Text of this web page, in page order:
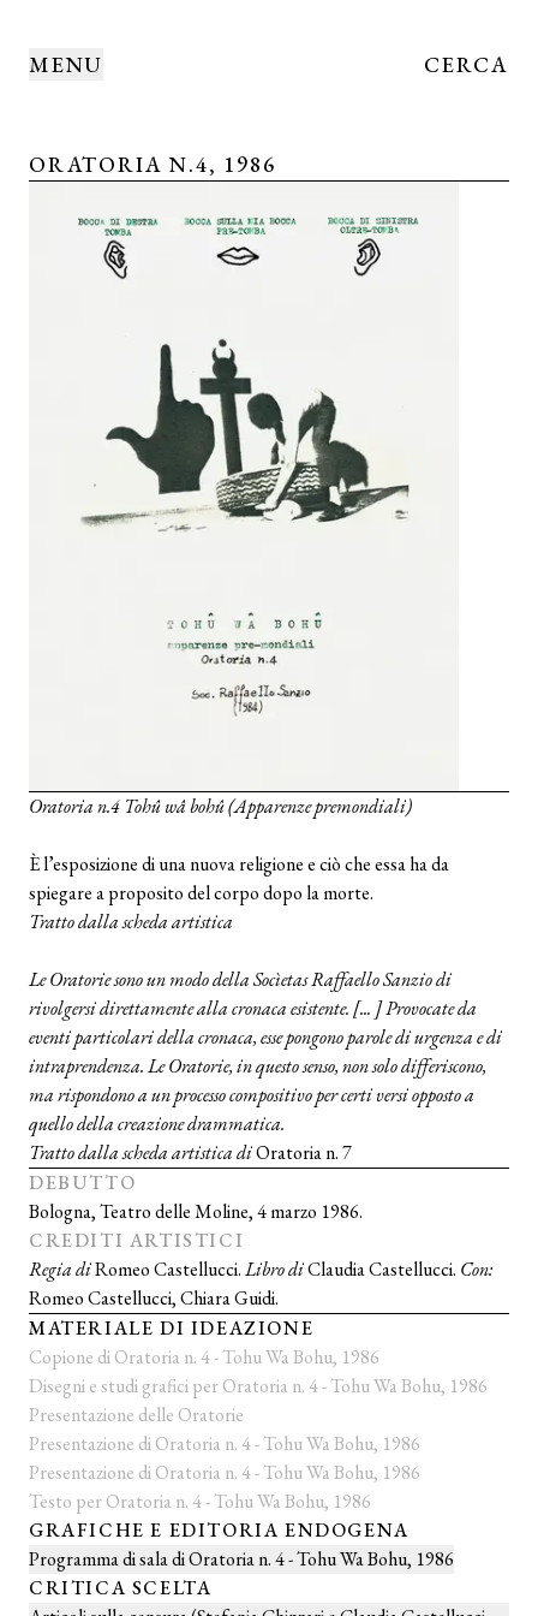
MENU CERCA
ORATORIA N.4, 1986
Oratoria n.4 Tohû wâ bohû (Apparenze premondiali)
È l’esposizione di una nuova religione e ciò che essa ha da
spiegare a proposito del corpo dopo la morte.
Tratto dalla scheda artistica
Le Oratorie sono un modo della Socìetas Raffaello Sanzio di
rivolgersi direttamente alla cronaca esistente. [... ] Provocate da
eventi particolari della cronaca, esse pongono parole di urgenza e di
intraprendenza. Le Oratorie, in questo senso, non solo differiscono,
ma rispondono a un processo compositivo per certi versi opposto a
quello della creazione drammatica.
Tratto dalla scheda artistica diOratoria n. 7
DEBUTTO
Bologna, Teatro delle Moline, 4 marzo 1986.
CREDITI ARTISTICI
Regia diRomeo Castellucci.Libro diClaudia Castellucci. Con:
Romeo Castellucci, Chiara Guidi.
MATERIALE DI IDEAZIONE
Copione di Oratoria n. 4 - Tohu Wa Bohu, 1986
Disegni e studi grafici per Oratoria n. 4 - Tohu Wa Bohu, 1986
Presentazione delle Oratorie
Presentazione di Oratoria n. 4 - Tohu Wa Bohu, 1986
Presentazione di Oratoria n. 4 - Tohu Wa Bohu, 1986
Testo per Oratoria n. 4 - Tohu Wa Bohu, 1986
GRAFICHE E EDITORIA ENDOGENA
Programma di sala di Oratoria n. 4 - Tohu Wa Bohu, 1986
CRITICA SCELTA